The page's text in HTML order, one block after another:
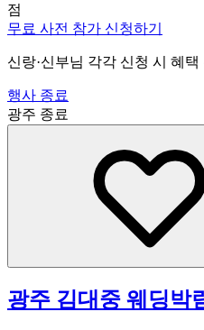
점
무료 사전 참가 신청하기
신랑·신부님 각각 신청 시 혜
행사 종료
광주 종료
광주 김대중 웨딩박